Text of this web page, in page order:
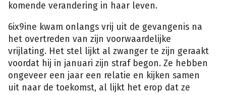
komende verandering in haar leven.
6ix9ine kwam onlangs vrij uit de gevangenis na
het overtreden van zijn voorwaardelijke
vrijlating. Het stel lijkt al zwanger te zijn geraakt
voordat hij in januari zijn straf begon. Ze hebben
ongeveer een jaar een relatie en kijken samen
uit naar de toekomst, al lijkt het erop dat ze